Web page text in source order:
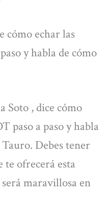
cómo echar las
y habla de cómo
Soto , dice cómo
paso a paso y habla
Debes tener
te ofrecerá esta
maravillosa en